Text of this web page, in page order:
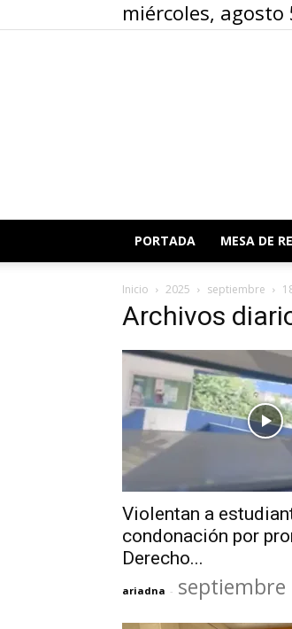
miércoles, agosto
PORTADA MESA DE
Inicio 2025 septiembre
Archivos
Violentan a
condonación por
Derecho...
ariadna - septiembre